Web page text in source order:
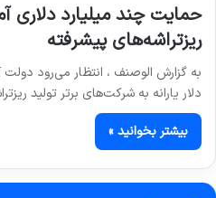
حمایت چند میلیارد دلاری
ریزتراشه‌های پیشرفته
به گزارش الوصنف ، انتظار می‌رود دولت
دلار یارانه به شرکت‌های برتر تولید
بیشتر بخوانید »